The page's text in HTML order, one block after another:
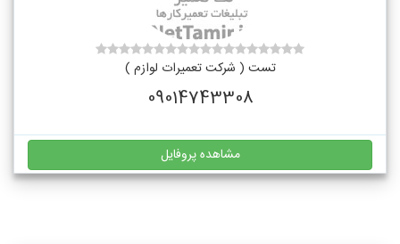
تست ( شرکت تعمیرات لوازم )
09014743308
مشاهده پروفایل